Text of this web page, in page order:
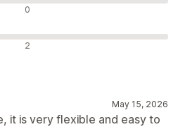
0
2
May 15, 2026
it is very flexible and easy to